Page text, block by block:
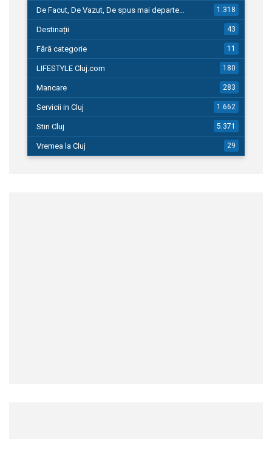
De Facut, De Vazut, De spus mai departe… 1.318
Destinații 43
Fără categorie 11
LIFESTYLE Cluj.com 180
Mancare 283
Servicii in Cluj 1.662
Stiri Cluj 5.371
Vremea la Cluj 29